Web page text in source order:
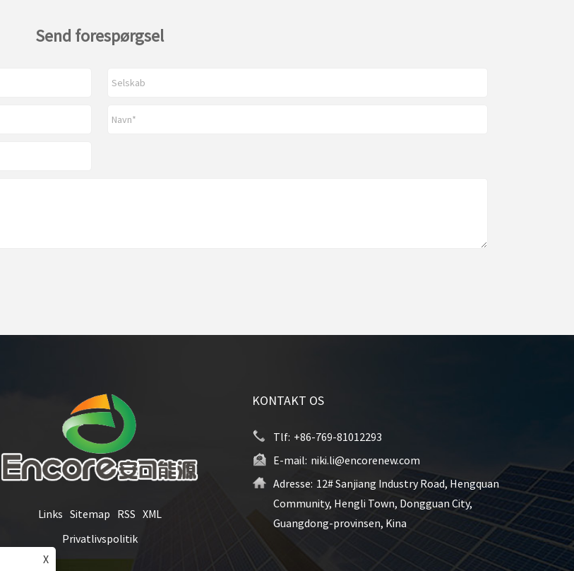
Send forespørgsel
Links Sitemap RSS XML
Privatlivspolitik
KONTAKT OS
Tlf: +86-769-81012293
E-mail: niki.li@encorenew.com
Adresse: 12# Sanjiang Industry Road, Hengquan
Community, Hengli Town, Dongguan City,
Guangdong-provinsen, Kina
X